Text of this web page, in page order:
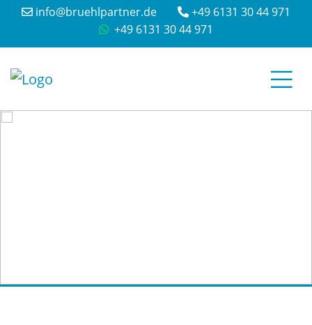
info@bruehlpartner.de
+49 6131 30 44 971
+49 6131 30 44 971